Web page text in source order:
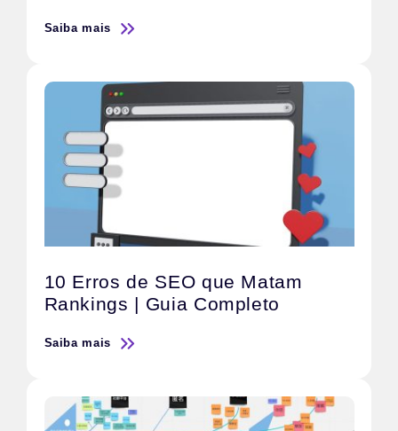
Saiba mais
10 Erros de SEO que Matam
Rankings | Guia Completo
Saiba mais